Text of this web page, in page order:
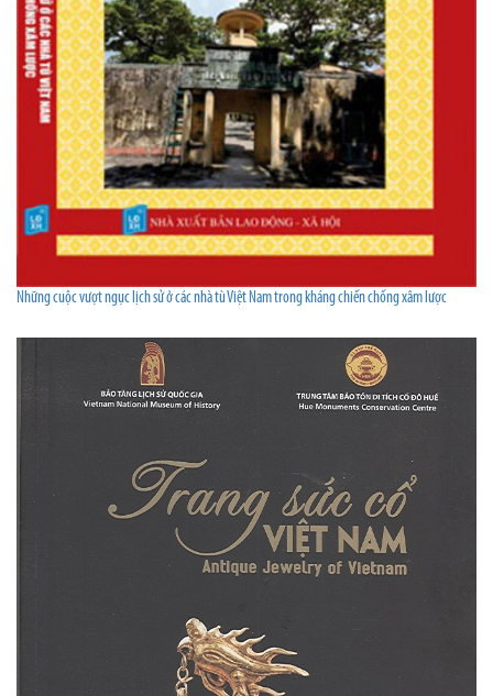
Những cuộc vượt ngục lịch sử ở các nhà tù Việt Nam trong kháng chiến chống xâm lược